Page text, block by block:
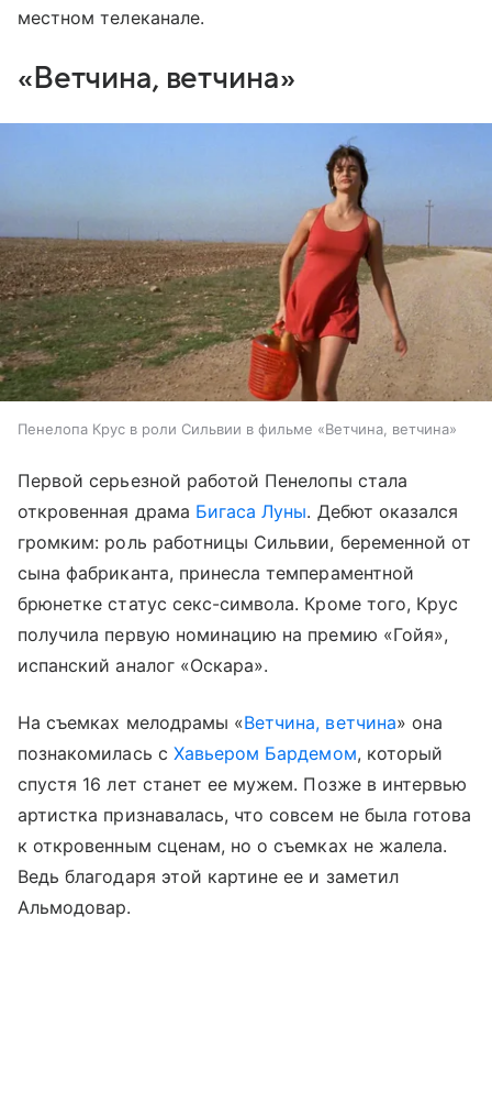
местном телеканале.
«Ветчина, ветчина»
Пенелопа Крус в роли Сильвии в фильме «Ветчина, ветчина»
Первой серьезной работой Пенелопы стала
откровенная драма Бигаса Луны. Дебют оказался
громким: роль работницы Сильвии, беременной от
сына фабриканта, принесла темпераментной
брюнетке статус секс-символа. Кроме того, Крус
получила первую номинацию на премию «Гойя»,
испанский аналог «Оскара».
На съемках мелодрамы «Ветчина, ветчина» она
познакомилась с Хавьером Бардемом, который
спустя 16 лет станет ее мужем. Позже в интервью
артистка признавалась, что совсем не была готова
к откровенным сценам, но о съемках не жалела.
Ведь благодаря этой картине ее и заметил
Альмодовар.